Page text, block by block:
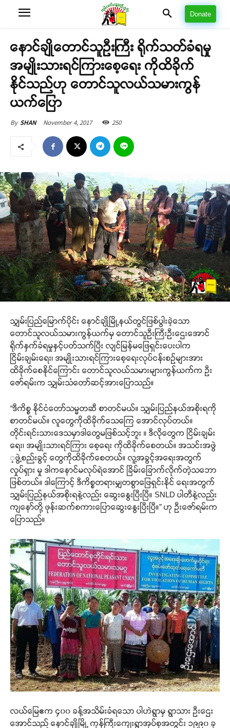
Donate
နောင်ချိုတောင်သူဦးကြီး ရိုက်သတ်ခံရမှု
အမျိုးသားရင်ကြားစေ့ရေး ကိုထိခိုက်
နိုင်သည်ဟု တောင်သူလယ်သမားကွန်
ယက်ပြော
By SHAN November 4, 2017 250
သျှမ်းပြည်မြောက်ပိုင်း နောင်ချိုမြို့နယ်တွင်ဖြစ်ပွါးခဲ့သော
တောင်သူလယ်သမားကွန်ယက်မှ တောင်သူဦးကြီးဦးဌေးအောင်
ရိုက်နှက်ခံရမှုနှင့်ပတ်သက်ပြီး လျင်မြန်မဖြေရှင်းပေးပါက
ငြိမ်းချမ်းရေး၊ အမျိုးသားရင်ကြားစေ့ရေးလုပ်ငန်းစဉ်များအား
ထိခိုက်စေနိုင်ကြောင်း တောင်သူလယ်သမားများကွန်ယက်က ဦး
ဇော်ရမ်းက သျှမ်းသံတော်ဆင့်အားပြောသည်။
“ဒီကိစ္စ နိုင်ငံတော်သမ္မတဆီ စာတင်မယ်။ သျှမ်းပြည်နယ်အစိုးရကို
စာတင်မယ်။ လူတွေကိုထိခိုက်သေကြေ အောင်လုပ်တယ်။
တိုင်းရင်းသားဒေသမှာဒါတွေမဖြစ်သင့်ဘူး ။ ဒီလိုတွေက ငြိမ်းချမ်း
ရေး၊ အမျိုးသားရင်ကြား စေ့ရေး ကိုထိခိုက်စေတယ်။ အသင်းအဖွဲ
့ဖွဲ့စည်းခွင့် တွေကိုထိခိုက်စေတယ်။ လူ့အခွင့်အရေးအတွက်
လှုပ်ရှား မှု ဒါကနောင်မလုပ်ရဲအောင် ခြိမ်းခြောက်လိုက်တဲ့သဘော
ဖြစ်တယ်။ ဒါကြောင့် ဒီကိစ္စတရားမျှတစွာဖြေရှင်းနိုင် ရေးအတွက်
သျှမ်းပြည်နယ်အစိုးရနဲ့လည်း ဆွေးနွေးပြီးပြီ။ SNLD ပါတီနဲ့လည်း
ကျနော်တို့ ဖုန်းဆက်စကားပြောဆွေးနွေးပြီးပြီ။” ဟု ဦးဇော်ရမ်းက
ပြောသည်။
လယ်မြေဧက ၄၀၀ ခန့်အသိမ်းခံရသော ပါဟဲရွာမှ ရွာသား ဦးဌေး
အောင်သည် နောင်ချိုမြို့ ကုန်ကြီးကျေးရွာအုပ်စုအတွင်း ၁၉၉၀ ခု